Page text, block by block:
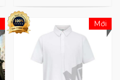
Mới